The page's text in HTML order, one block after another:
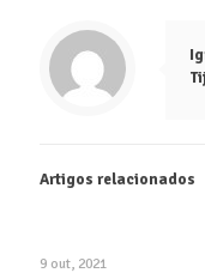
Artigos relacionados
9 out, 2021